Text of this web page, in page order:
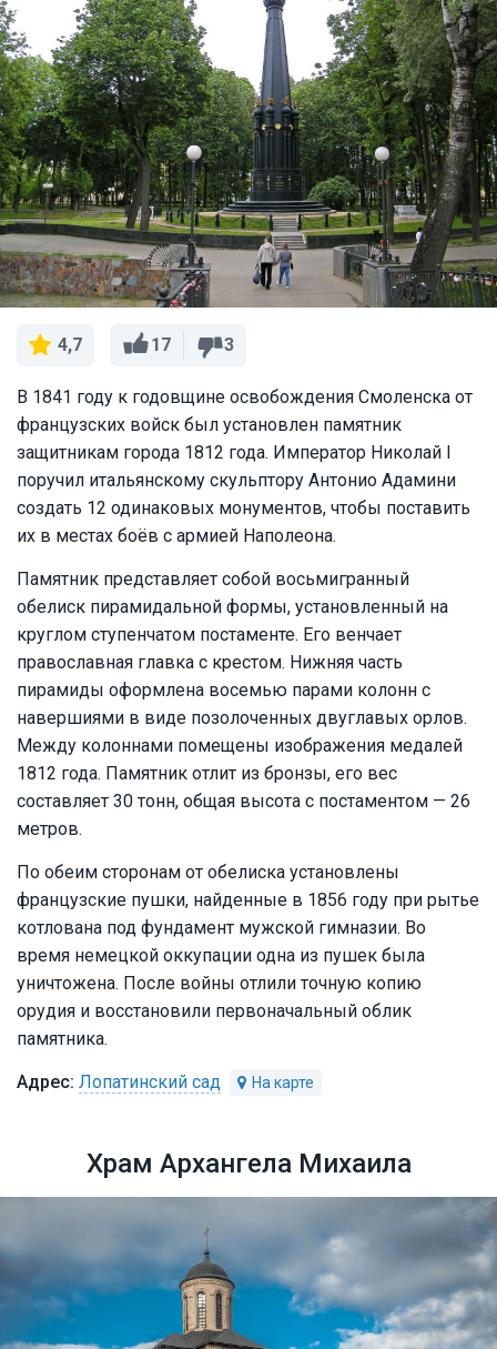
4,7 17 3
В 1841 году к годовщине освобождения Смоленска от
французских войск был установлен памятник
защитникам города 1812 года. Император Николай I
поручил итальянскому скульптору Антонио Адамини
создать 12 одинаковых монументов, чтобы поставить
их в местах боёв с армией Наполеона.
Памятник представляет собой восьмигранный
обелиск пирамидальной формы, установленный на
круглом ступенчатом постаменте. Его венчает
православная главка с крестом. Нижняя часть
пирамиды оформлена восемью парами колонн с
навершиями в виде позолоченных двуглавых орлов.
Между колоннами помещены изображения медалей
1812 года. Памятник отлит из бронзы, его вес
составляет 30 тонн, общая высота с постаментом — 26
метров.
По обеим сторонам от обелиска установлены
французские пушки, найденные в 1856 году при рытье
котлована под фундамент мужской гимназии. Во
время немецкой оккупации одна из пушек была
уничтожена. После войны отлили точную копию
орудия и восстановили первоначальный облик
памятника.
Лопатинский сад
Храм Архангела Михаила